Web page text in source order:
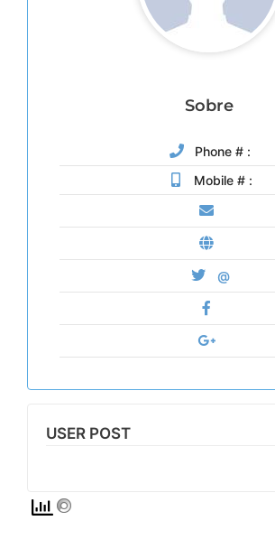
Sobre
Phone # :
Mobile # :
@
USER POST